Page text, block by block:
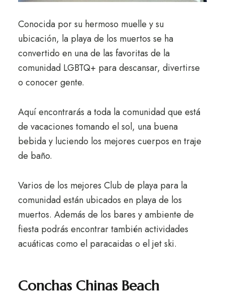
Conocida por su hermoso muelle y su
ubicación, la playa de los muertos se ha
convertido en una de las favoritas de la
comunidad LGBTQ+ para descansar, divertirse
o conocer gente.
Aquí encontrarás a toda la comunidad que está
de vacaciones tomando el sol, una buena
bebida y luciendo los mejores cuerpos en traje
de baño.
Varios de los mejores Club de playa para la
comunidad están ubicados en playa de los
muertos. Además de los bares y ambiente de
fiesta podrás encontrar también actividades
acuáticas como el paracaidas o el jet ski.
Conchas Chinas Beach